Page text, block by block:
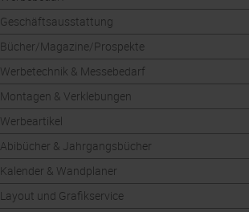
Geschäftsausstattung
Bücher/Magazine/Prospekte
Werbetechnik & Messebedarf
Montagen & Verklebungen
Werbeartikel
Abibücher & Jahrgangsbücher
Kalender & Wandplaner
Layout und Grafikservice